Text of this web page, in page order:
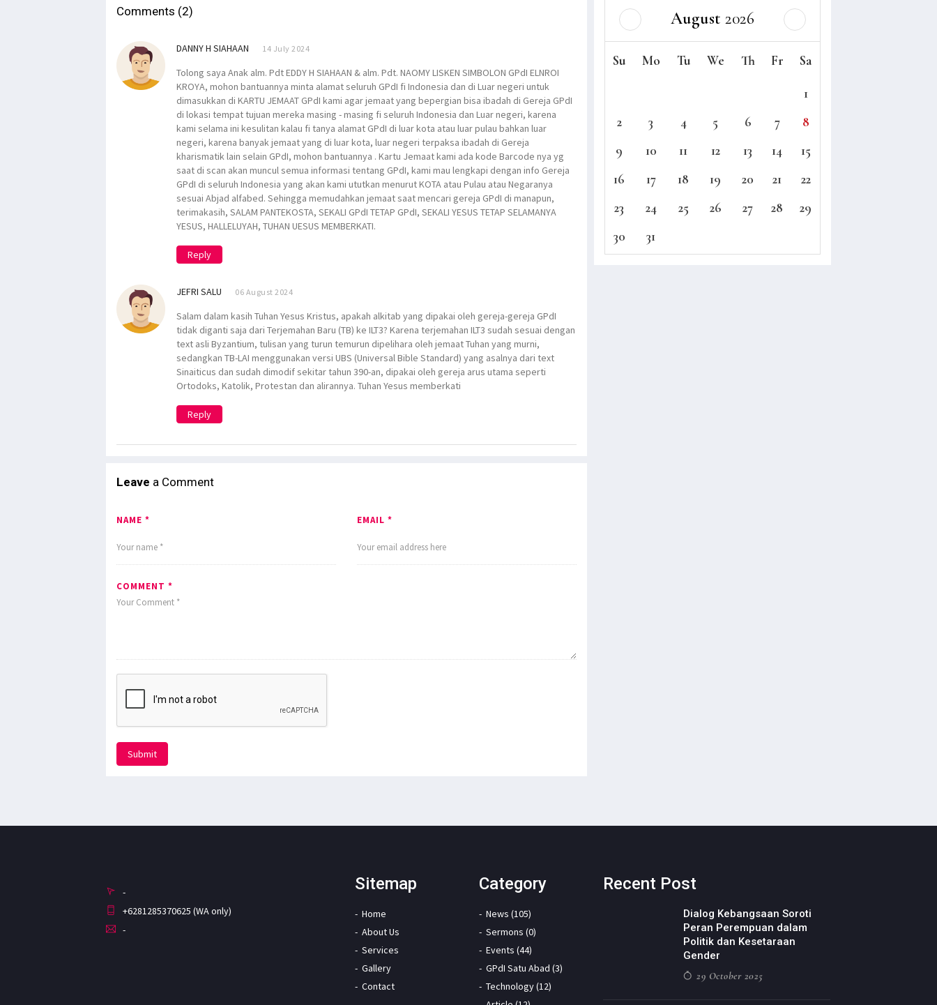
Comments (2)
DANNY H SIAHAAN 14 July 2024
Tolong saya Anak alm. Pdt EDDY H SIAHAAN & alm. Pdt. NAOMY LISKEN SIMBOLON GPdI ELNROI
KROYA, mohon bantuannya minta alamat seluruh GPdI fi Indonesia dan di Luar negeri untuk
dimasukkan di KARTU JEMAAT GPdI kami agar jemaat yang bepergian bisa ibadah di Gereja GPdI
di lokasi tempat tujuan mereka masing - masing fi seluruh Indonesia dan Luar negeri, karena
kami selama ini kesulitan kalau fi tanya alamat GPdI di luar kota atau luar pulau bahkan luar
negeri, karena banyak jemaat yang di luar kota, luar negeri terpaksa ibadah di Gereja
kharismatik lain selain GPdI, mohon bantuannya . Kartu Jemaat kami ada kode Barcode nya yg
saat di scan akan muncul semua informasi tentang GPdI, kami mau lengkapi dengan info Gereja
GPdI di seluruh Indonesia yang akan kami ututkan menurut KOTA atau Pulau atau Negaranya
sesuai Abjad alfabed. Sehingga memudahkan jemaat saat mencari gereja GPdI di manapun,
terimakasih, SALAM PANTEKOSTA, SEKALI GPdI TETAP GPdI, SEKALI YESUS TETAP SELAMANYA
YESUS, HALLELUYAH, TUHAN UESUS MEMBERKATI.
Reply
JEFRI SALU 06 August 2024
Salam dalam kasih Tuhan Yesus Kristus, apakah alkitab yang dipakai oleh gereja-gereja GPdI
tidak diganti saja dari Terjemahan Baru (TB) ke ILT3? Karena terjemahan ILT3 sudah sesuai dengan
text asli Byzantium, tulisan yang turun temurun dipelihara oleh jemaat Tuhan yang murni,
sedangkan TB-LAI menggunakan versi UBS (Universal Bible Standard) yang asalnya dari text
Sinaiticus dan sudah dimodif sekitar tahun 390-an, dipakai oleh gereja arus utama seperti
Ortodoks, Katolik, Protestan dan alirannya. Tuhan Yesus memberkati
Reply
Leave a Comment
NAME * EMAIL *
COMMENT *
Submit
August 2026
Su Mo Tu We Th Fr Sa
1
2
3 4 5 6 7
8
9
10 11 12 13 14
15
16
17 18 19 20 21
22
23
24 25 26 27 28
29
30
31
-
+6281285370625 (WA only)
-
Sitemap
Home
About Us
Services
Gallery
Contact
Category
News (105)
Sermons (0)
Events (44)
GPdI Satu Abad (3)
Technology (12)
Recent Post
Dialog Kebangsaan Soroti
Peran Perempuan dalam
Politik dan Kesetaraan
Gender
29 October 2025